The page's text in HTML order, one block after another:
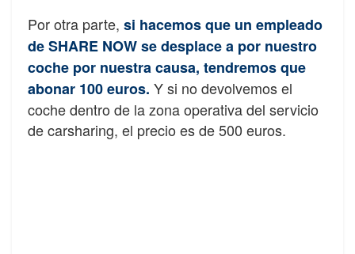
Por otra parte, si hacemos que un empleado
de SHARE NOW se desplace a por nuestro
coche por nuestra causa, tendremos que
abonar 100 euros. Y si no devolvemos el
coche dentro de la zona operativa del servicio
de carsharing, el precio es de 500 euros.